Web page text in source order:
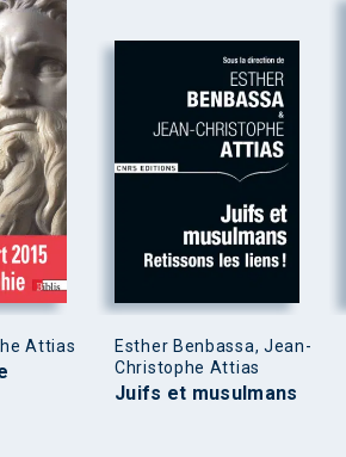
Attias
Esther Benbassa, Jean-
Christophe Attias
Juifs et musulmans